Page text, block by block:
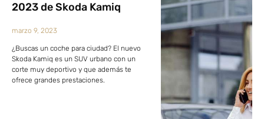
2023 de Skoda Kamiq
marzo 9, 2023
¿Buscas un coche para ciudad? El nuevo
Skoda Kamiq es un SUV urbano con un
corte muy deportivo y que además te
ofrece grandes prestaciones.